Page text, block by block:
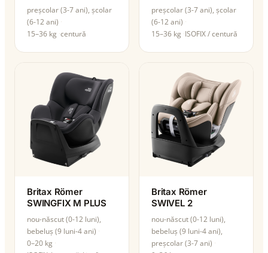
preșcolar (3-7 ani), școlar
(6-12 ani)
15–36 kg centură
preșcolar (3-7 ani), școlar
(6-12 ani)
15–36 kg ISOFIX / centură
Britax Römer
SWINGFIX M PLUS
nou-născut (0-12 luni),
bebeluș (9 luni-4 ani)
0–20 kg
Britax Römer
SWIVEL 2
nou-născut (0-12 luni),
bebeluș (9 luni-4 ani),
preșcolar (3-7 ani)